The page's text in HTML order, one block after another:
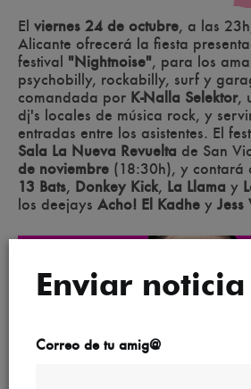
Enviar noticia
Correo de tu amig@
El viernes 24 de octubre, a las
Alicante ofrecerá la fiesta
festival "Nightnoise", para los
psychobilly, rockabilly, surf y
comandada por K-Nalla Selektor,
dj's locales de música rock, y
entradas entre los asistentes. El
Sala La Nueva Revuelta de San
de noviembre (18:30h), y contará
13 Bats, Donkey Kick, La Llama y
los deejays Acho! El Kadhe y Jess